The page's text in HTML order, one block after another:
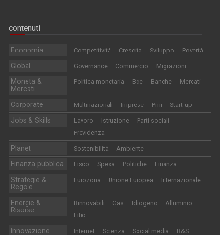
contenuti
Economia Competitività Crescita Sviluppo Povertà
Global Governance Commercio Migrazioni
Moneta &
Mercati
Politica monetaria Bce Banche Mercati
Corporate Multinazionali Imprese Pmi Start-up
Jobs & Skills Lavoro Istruzione
Parti sociali
Previdenza
Planet Sostenibilità Ambiente
Finanza pubblica Fisco Spesa Politiche Finanza
Strategie &
Regole
Eurozona Unione Europea Internazionale
Energie &
Risorse
Rinnovabili Gas Idrogeno
Alluminio
Litio
Innovazione Internet Scienza Social media R&S